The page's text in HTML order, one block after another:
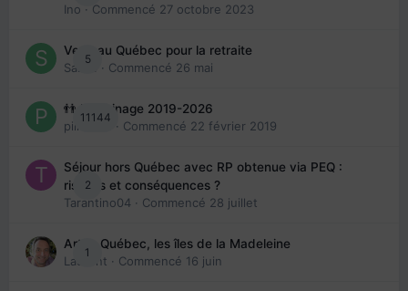
Ino · Commencé 27 octobre 2023
5
Venir au Québec pour la retraite
Sab74
· Commencé 26 mai
11144
👬 Parrainage 2019-2026
piinoush · Commencé 22 février 2019
2
Séjour hors Québec avec RP obtenue via PEQ :
risques et conséquences ?
Tarantino04 · Commencé 28 juillet
1
Arte : Québec, les îles de la Madeleine
Laurent · Commencé 16 juin